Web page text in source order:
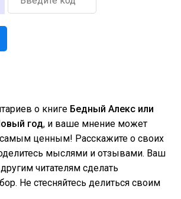
о книге Бедный Алекс или
год, и ваше мнение может
ценным! Расскажите о своих
мыслями и отзывами. Ваш
читателям сделать
Не стесняйтесь делиться своим